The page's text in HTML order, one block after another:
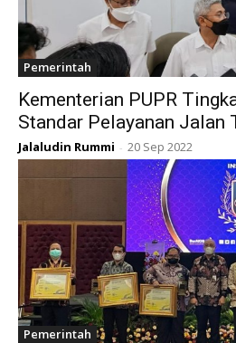
Pemerintah
Kementerian PUPR
Standar Pelayanan Jalan
Jalaludin Rummi - 20 Sep 2022
Pemerintah